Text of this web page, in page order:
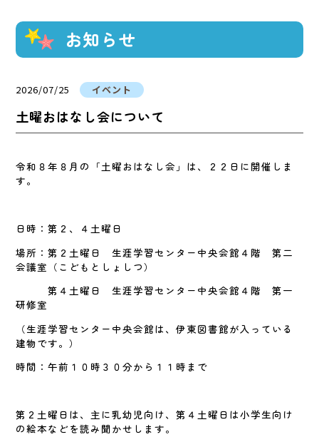
お知らせ
2026/07/25 イベント
土曜おはなし会について
令和８年８月の「土曜おはなし会」は、２２日に開催しま
す。
日時：第２、４土曜日
場所：第２土曜日 生涯学習センター中央会館４階 第二
会議室（こどもとしょしつ）
第４土曜日 生涯学習センター中央会館４階 第一
研修室
（生涯学習センター中央会館は、伊東図書館が入っている
建物です。）
時間：午前１０時３０分から１１時まで
第２土曜日は、主に乳幼児向け、第４土曜日は小学生向け
の絵本などを読み聞かせします。